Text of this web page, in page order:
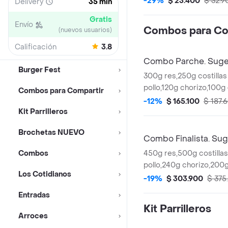
Envío Gratis
(nuevos usuarios)
Calificación 3.8
Burger Fest
Combos para Compartir
Kit Parrilleros
Brochetas NUEVO
Combos
Los Cotidianos
Entradas
Arroces
Combos para
Combo Parche.
300g res,250g costillas
pollo,120g
criolla,arepas,plátano
-12% $ 165.100 $
Combo Finalista.
450g res,500g
pollo,240g
criolla,arepas,plátano
-19% $ 303.900 $
Kit Parrilleros